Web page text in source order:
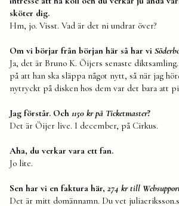
sköter dig.
Hm, jo. Visst. Vad är det ni undrar över?
Om vi börjar från början här så har vi
Ja, det är Bruno K. Öijers senaste
på att han ska släppa något nytt, så när jag
nytryckt på disken hos dem var det bara att
Jag förstår. Och 1150 kr på Ticketmaster?
Det är Öijer live. I december, på Cirkus.
Aha, du verkar vara ett fan.
Jo lite.
Sen har vi en faktura här, 274 kr till
Det är mitt domännamn. Du vet